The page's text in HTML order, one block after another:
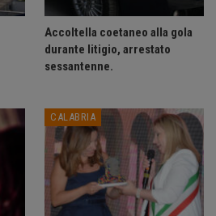
Accoltella coetaneo alla gola
durante litigio, arrestato
sessantenne.
CALABRIA